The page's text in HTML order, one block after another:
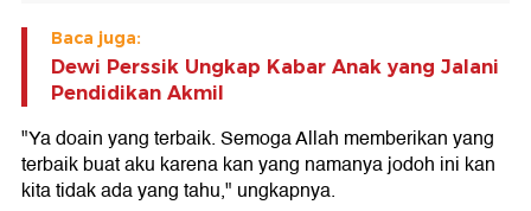
Baca juga:
Dewi Perssik Ungkap Kabar Anak yang Jalani
Pendidikan Akmil
"Ya doain yang terbaik. Semoga Allah memberikan yang
terbaik buat aku karena kan yang namanya jodoh ini kan
kita tidak ada yang tahu," ungkapnya.